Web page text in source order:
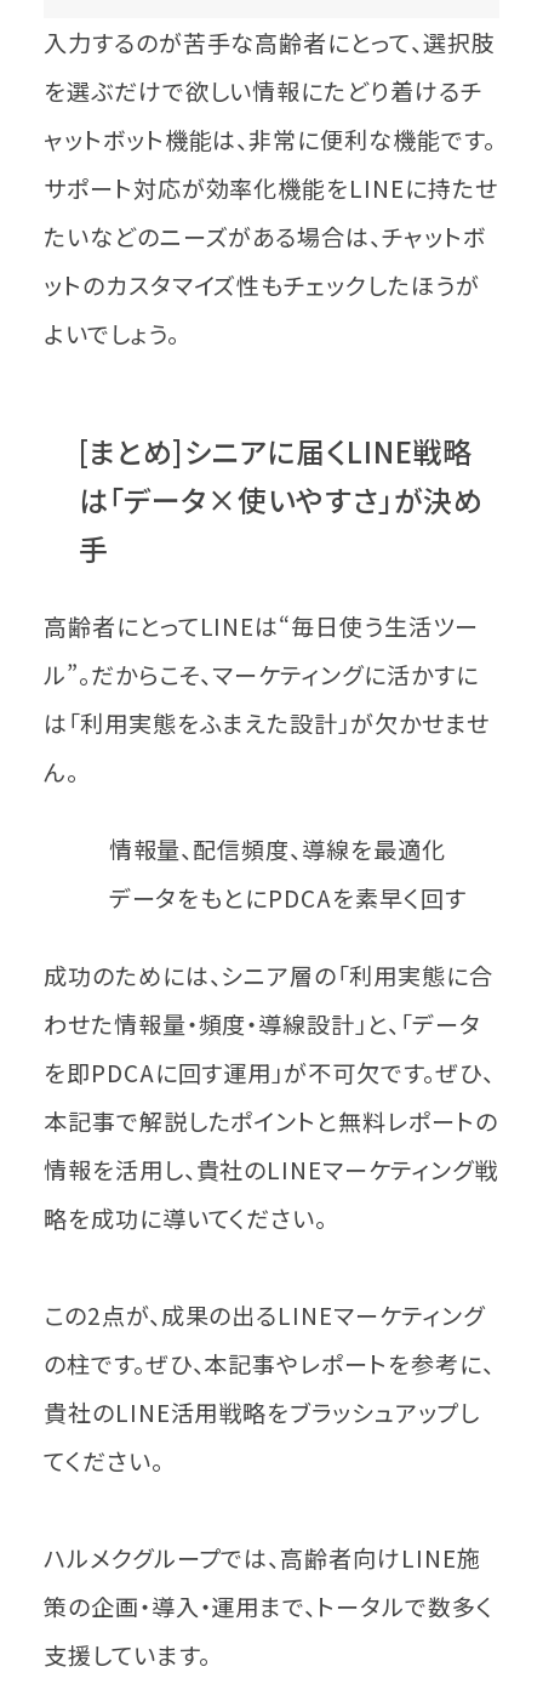
入力するのが苦手な高齢者にとって、選択肢
を選ぶだけで欲しい情報にたどり着けるチ
ャットボット機能は、非常に便利な機能です。
サポート対応が効率化機能をLINEに持たせ
たいなどのニーズがある場合は、チャットボ
ットのカスタマイズ性もチェックしたほうが
よいでしょう。
[まとめ]シニアに届くLINE戦略
は「データ×使いやすさ」が決め
手
高齢者にとってLINEは“毎日使う生活ツー
ル”。だからこそ、マーケティングに活かすに
は「利用実態をふまえた設計」が欠かせませ
ん。
情報量、配信頻度、導線を最適化
データをもとにPDCAを素早く回す
成功のためには、シニア層の「利用実態に合
わせた情報量・頻度・導線設計」と、「データ
を即PDCAに回す運用」が不可欠です。ぜひ、
本記事で解説したポイントと無料レポートの
情報を活用し、貴社のLINEマーケティング戦
略を成功に導いてください。
この2点が、成果の出るLINEマーケティング
の柱です。ぜひ、本記事やレポートを参考に、
貴社のLINE活用戦略をブラッシュアップし
てください。
ハルメクグループでは、高齢者向けLINE施
策の企画・導入・運用まで、トータルで数多く
支援しています。